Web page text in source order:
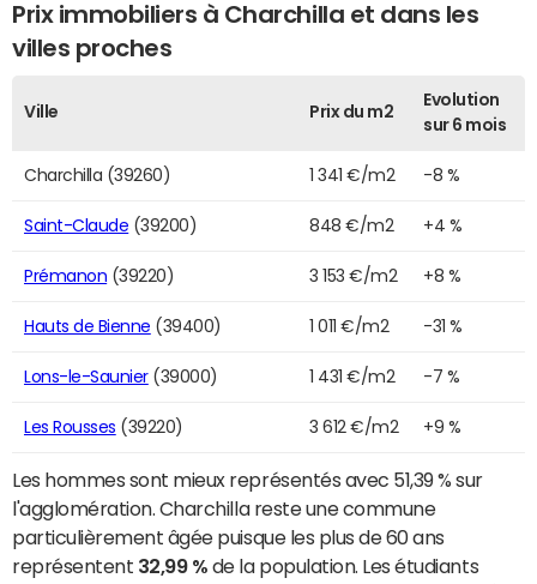
Prix immobiliers à Charchilla et dans les
villes proches
Ville Prix du m2
Evolution
sur 6 mois
Charchilla (39260) 1 341 €/m2 -8 %
Saint-Claude (39200) 848 €/m2 +4 %
Prémanon (39220) 3 153 €/m2 +8 %
Hauts de Bienne (39400) 1 011 €/m2 -31 %
Lons-le-Saunier(39000) 1 431 €/m2 -7 %
Les Rousses (39220) 3 612 €/m2 +9 %
Les hommes sont mieux représentés avec 51,39 % sur
l'agglomération. Charchilla reste une commune
particulièrement âgée puisque les plus de 60 ans
représentent 32,99 % de la population. Les étudiants